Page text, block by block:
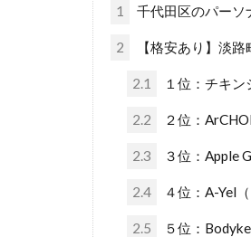
1 千代田区のパーソ
2 【格安あり】淡
2.1 １位：チキン
2.2 ２位：
2.3 ３位：Apple
2.4 ４位：A-Yel
2.5 ５位：